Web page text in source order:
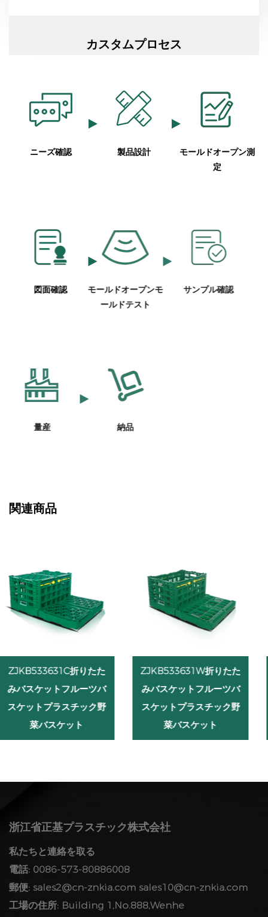
カスタムプロセス
ニーズ確認 製品設計
モールドオープン測
定
図面確認
モールドオープンモ
ールドテスト
サンプル確認
量産 納品
関連商品
ZJKB533631W折りたた
みバスケットフルーツバ
スケットプラスチック野
菜バスケット
ZJKB604030C折りたた
みバスケットフルーツ
スケットプラスチック
菜バスケット
浙江省正基プラスチック株式会社
私たちと連絡を取る
電話: 0086-573-80886008
郵便: sales2@cn-znkia.com sales10@cn-znkia.com
工場の住所: Building 1,No.888,Wenhe